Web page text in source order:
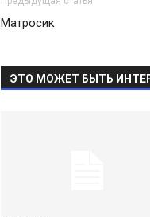
Матросик
ЭТО МОЖЕТ БЫТЬ